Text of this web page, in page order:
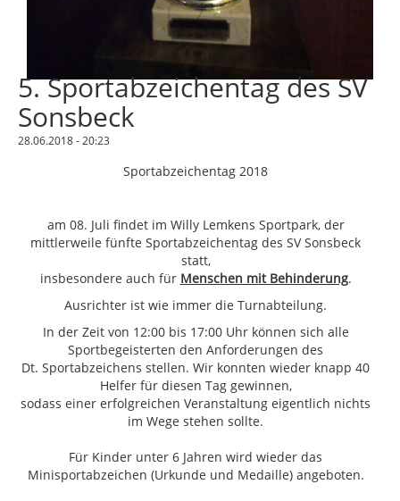
5. Sportabzeichentag des SV
Sonsbeck
28.06.2018 - 20:23
Sportabzeichentag 2018
am 08. Juli findet im Willy Lemkens Sportpark, der
mittlerweile fünfte Sportabzeichentag des SV Sonsbeck
statt,
insbesondere auch für Menschen mit Behinderung.
Ausrichter ist wie immer die Turnabteilung.
In der Zeit von 12:00 bis 17:00 Uhr können sich alle
Sportbegeisterten den Anforderungen des
Dt. Sportabzeichens stellen. Wir konnten wieder knapp 40
Helfer für diesen Tag gewinnen,
sodass einer erfolgreichen Veranstaltung eigentlich nichts
im Wege stehen sollte.
Für Kinder unter 6 Jahren wird wieder das
Minisportabzeichen (Urkunde und Medaille) angeboten.